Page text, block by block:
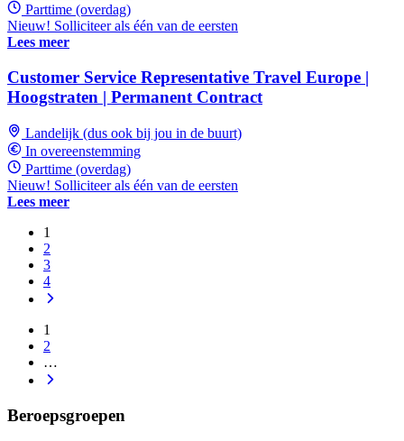
Parttime (overdag)
Nieuw! Solliciteer als één van de eersten
Lees meer
Customer Service Representative Travel Europe |
Hoogstraten | Permanent Contract
Landelijk (dus ook bij jou in de buurt)
In overeenstemming
Parttime (overdag)
Nieuw! Solliciteer als één van de eersten
Lees meer
1
2
3
4
1
2
…
Beroepsgroepen